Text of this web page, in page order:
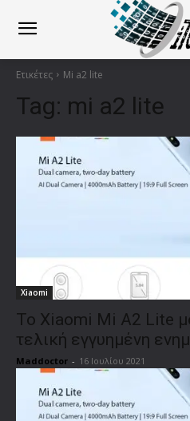
Ετικέτες Mi a2 lite
Tag: mi a2 lite
Xiaomi
Το Xiaomi Mi A2 Lite
τελική εγγυημένη
Maddoctor - 16 Ιουλίου 2021